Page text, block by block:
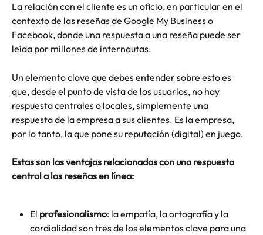
La relación con el cliente es un oficio, en particular en el
contexto de las reseñas de Google My Business o
Facebook, donde una respuesta a una reseña puede ser
leída por millones de internautas.
Un elemento clave que debes entender sobre esto es
que, desde el punto de vista de los usuarios, no hay
respuesta centrales o locales, simplemente una
respuesta de la empresa a sus clientes. Es la empresa,
por lo tanto, la que pone su reputación (digital) en juego.
Estas son las ventajas relacionadas con una respuesta
central a las reseñas en línea:
El profesionalismo: la empatía, la ortografía y la
cordialidad son tres de los elementos clave para una